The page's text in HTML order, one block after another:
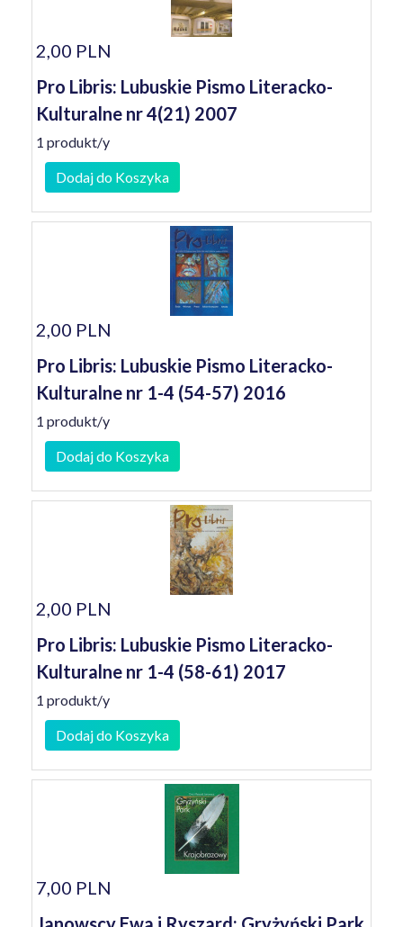
2,00 PLN
Pro Libris: Lubuskie Pismo Literacko-
Kulturalne nr 4(21) 2007
1 produkt/y
Dodaj do Koszyka
2,00 PLN
Pro Libris: Lubuskie Pismo Literacko-
Kulturalne nr 1-4 (54-57) 2016
1 produkt/y
Dodaj do Koszyka
2,00 PLN
Pro Libris: Lubuskie Pismo Literacko-
Kulturalne nr 1-4 (58-61) 2017
1 produkt/y
Dodaj do Koszyka
7,00 PLN